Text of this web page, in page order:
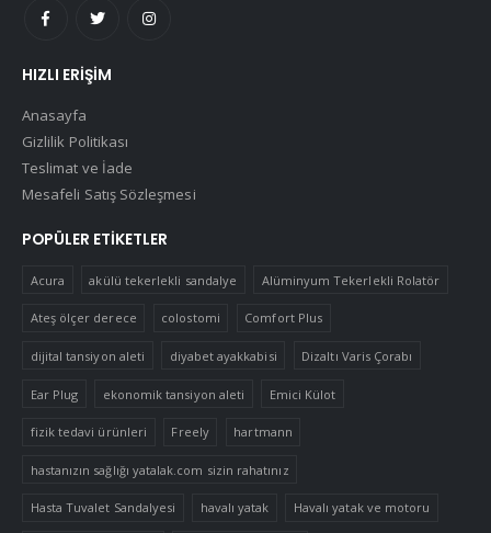
HIZLI ERIŞIM
Anasayfa
Gizlilik Politikası
Teslimat ve İade
Mesafeli Satış Sözleşmesi
POPÜLER ETIKETLER
Acura akülü tekerlekli sandalye Alüminyum Tekerlekli Rolatör
Ateş ölçer derece colostomi Comfort Plus
dijital tansiyon aleti diyabet ayakkabisi Dizaltı Varis Çorabı
Ear Plug ekonomik tansiyon aleti Emici Külot
fizik tedavi ürünleri Freely hartmann
hastanızın sağlığı yatalak.com sizin rahatınız
Hasta Tuvalet Sandalyesi havalı yatak Havalı yatak ve motoru